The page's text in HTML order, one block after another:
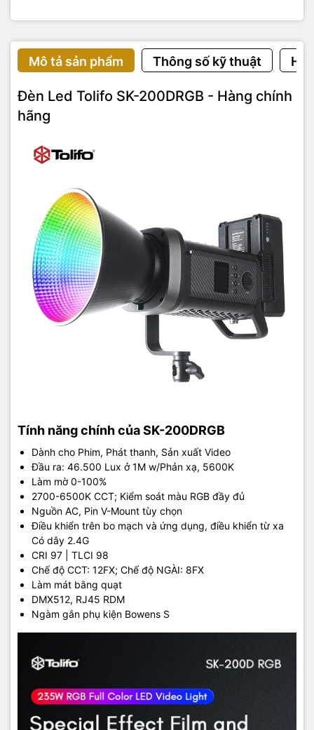
Mô tả sản phẩm Thông số kỹ thuật
Đèn Led Tolifo SK-200DRGB - Hàng chính
hãng
Tính năng chính của SK-200DRGB
Dành cho Phim, Phát thanh, Sản xuất Video
Đầu ra: 46.500 Lux ở 1M w/Phản xạ, 5600K
Làm mờ 0-100%
2700-6500K CCT; Kiểm soát màu RGB đầy đủ
Nguồn AC, Pin V-Mount tùy chọn
Điều khiển trên bo mạch và ứng dụng, điều khiển từ xa
Có dây 2.4G
CRI 97 | TLCI 98
Chế độ CCT: 12FX; Chế độ NGÀI: 8FX
Làm mát bằng quạt
DMX512, RJ45 RDM
Ngàm gắn phụ kiện Bowens S